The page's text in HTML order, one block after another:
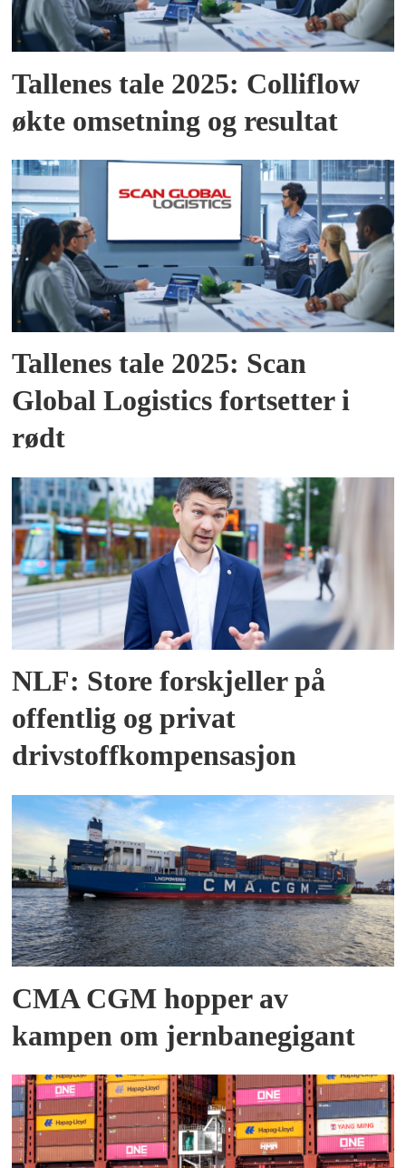
Tallenes tale 2025: Colliflow
økte omsetning og resultat
Tallenes tale 2025: Scan
Global Logistics fortsetter i
rødt
NLF: Store forskjeller på
offentlig og privat
drivstoffkompensasjon
CMA CGM hopper av
kampen om jernbanegigant